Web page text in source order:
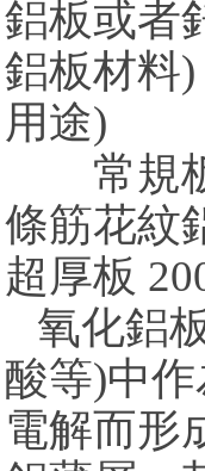
鋁板或者
鋁板材
用途) 2.
常規
條筋花紋
超厚板
氧化鋁
酸等)中
電解而形